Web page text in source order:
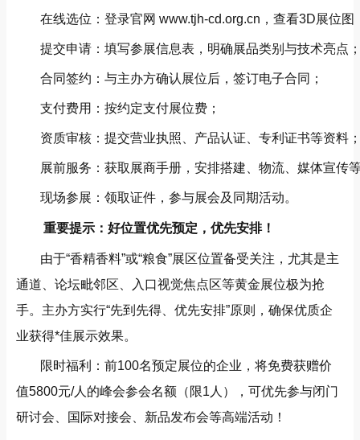
在线选位：登录官网 www.tjh-cd.org.cn ，查看3D展位图
提交申请：填写参展信息表，明确展品类别与技术亮点
合同签约：与主办方确认展位后，签订电子合同；
支付费用：按约定支付展位费；
资质审核：提交营业执照、产品认证、专利证书等资料
展前服务：获取展商手册，安排搭建、物流、媒体宣传
现场参展：领取证件，参与展会及同期活动。
重要提示：好位置优先预定，优先安排！
由于“香精香料”或“粮食”展区位置备受关注，尤其是主
通道、论坛毗邻区、入口视觉焦点区等黄金展位极为抢
手。主办方实行“先到先得、优先安排”原则，确保优质企
业获得*佳展示效果。
限时福利：前100名预定展位的企业，将免费获赠价
值5800元/人的峰会参会名额（限1人），可优先参与闭门
研讨会、国际对接会、新品发布会等高端活动！